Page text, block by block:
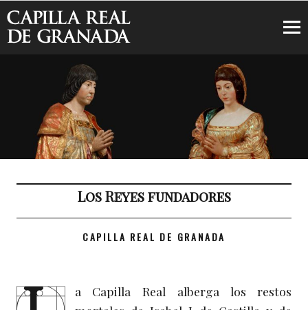
Capilla Real de Granada
Los Reyes fundadores
CAPILLA REAL DE GRANADA
a Capilla Real alberga los restos